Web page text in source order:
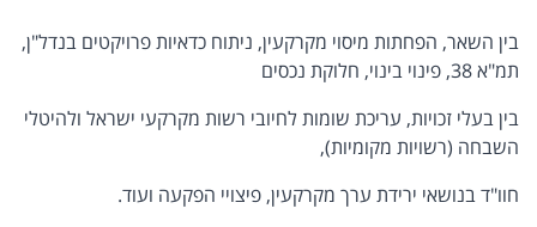
בין השאר, הפחתות מיסוי מקרקעין, ניתוח כדאיות פרויקטים בנדל"ן,
תמ"א 38, פינוי בינוי, חלוקת נכסים
בין בעלי זכויות, עריכת שומות לחיובי רשות מקרקעי ישראל ולהיטלי
השבחה (רשויות מקומיות),
חוו"ד בנושאי ירידת ערך מקרקעין, פיצויי הפקעה ועוד.